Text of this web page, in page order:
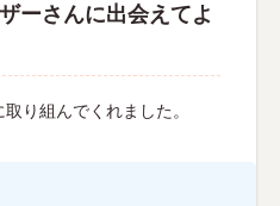
ーさんに出会えてよ
り組んでくれました。